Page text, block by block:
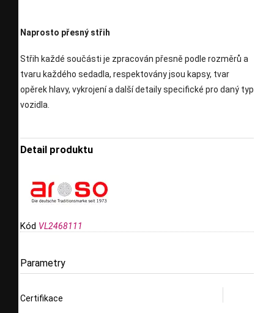
Naprosto přesný střih
Střih každé součásti je zpracován přesně podle rozměrů a
tvaru každého sedadla, respektovány jsou kapsy, tvar
opěrek hlavy, vykrojení a další detaily specifické pro daný typ
vozidla.
Detail produktu
Kód VL2468111
Parametry
Certifikace